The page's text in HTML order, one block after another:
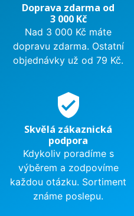
Doprava zdarma od
3 000 Kč
Nad 3 000 Kč máte
dopravu zdarma. Ostatní
objednávky už od 79 Kč.
verified_user
Skvělá zákaznická
podpora
Kdykoliv poradíme s
výběrem a zodpovíme
každou otázku. Sortiment
známe poslepu.